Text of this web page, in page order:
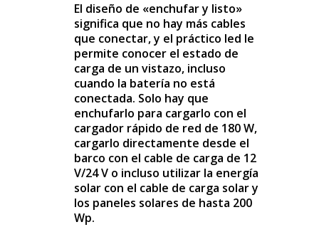
El diseño de «enchufar y listo»
significa que no hay más cables
que conectar, y el práctico led le
permite conocer el estado de
carga de un vistazo, incluso
cuando la batería no está
conectada. Solo hay que
enchufarlo para cargarlo con el
cargador rápido de red de 180 W,
cargarlo directamente desde el
barco con el cable de carga de 12
V/24 V o incluso utilizar la energía
solar con el cable de carga solar y
los paneles solares de hasta 200
Wp.